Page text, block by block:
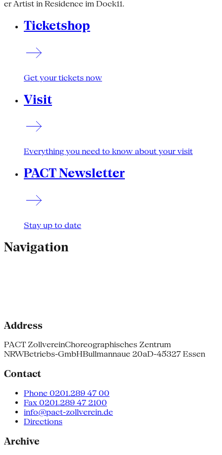
er Artist in Residence im Dock11.
Ticketshop
Get your tickets now
Visit
Everything you need to know about your visit
PACT Newsletter
Stay up to date
Navigation
Address
PACT ZollvereinChoreographisches Zentrum
NRWBetriebs-GmbHBullmannaue 20aD-45327 Essen
Contact
Phone 0201.289 47 00
Fax 0201.289 47 2100
info@pact-zollverein.de
Directions
Archive